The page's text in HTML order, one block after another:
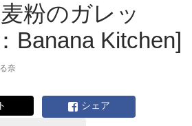
ー
ラ
の
粉のガレッ
Banana Kitchen]
奈
シェア